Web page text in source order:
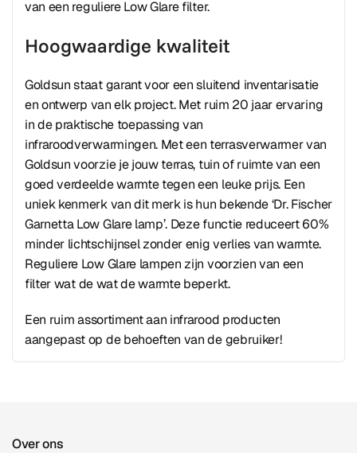
van een reguliere Low Glare filter.
Hoogwaardige kwaliteit
Goldsun staat garant voor een sluitend inventarisatie
en ontwerp van elk project. Met ruim 20 jaar ervaring
in de praktische toepassing van
infraroodverwarmingen. Met een terrasverwarmer van
Goldsun voorzie je jouw terras, tuin of ruimte van een
goed verdeelde warmte tegen een leuke prijs. Een
uniek kenmerk van dit merk is hun bekende ‘Dr. Fischer
Garnetta Low Glare lamp’. Deze functie reduceert 60%
minder lichtschijnsel zonder enig verlies van warmte.
Reguliere Low Glare lampen zijn voorzien van een
filter wat de wat de warmte beperkt.
Een ruim assortiment aan infrarood producten
aangepast op de behoeften van de gebruiker!
Over ons